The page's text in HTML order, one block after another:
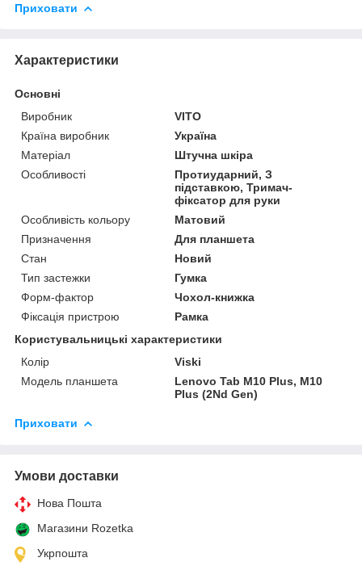
Приховати
Характеристики
Основні
Виробник
VITO
Країна виробник
Україна
Матеріал
Штучна шкіра
Особливості
Протиударний, З
підставкою, Тримач-
фіксатор для руки
Особливість кольору
Матовий
Призначення
Для планшета
Стан
Новий
Тип застежки
Гумка
Форм-фактор
Чохол-книжка
Фіксація пристрою
Рамка
Користувальницькі характеристики
Колір
Viski
Модель планшета
Lenovo Tab M10 Plus, M10
Plus (2Nd Gen)
Приховати
Умови доставки
Нова Пошта
Магазини Rozetka
Укрпошта